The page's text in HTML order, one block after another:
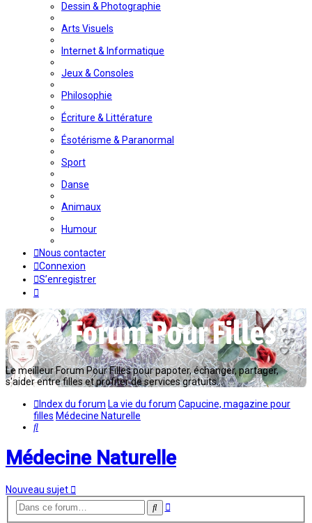
Dessin & Photographie
Arts Visuels
Internet & Informatique
Jeux & Consoles
Philosophie
Écriture & Littérature
Ésotérisme & Paranormal
Sport
Danse
Animaux
Humour
Nous contacter
Connexion
S’enregistrer
Le meilleur Forum Pour Filles pour papoter, échanger, partager,
s'aider entre filles et profiter de services gratuits...
Index du forum La vie du forum Capucine, magazine pour
filles Médecine Naturelle
Rechercher
Médecine Naturelle
Nouveau sujet
Rechercher
Recherche